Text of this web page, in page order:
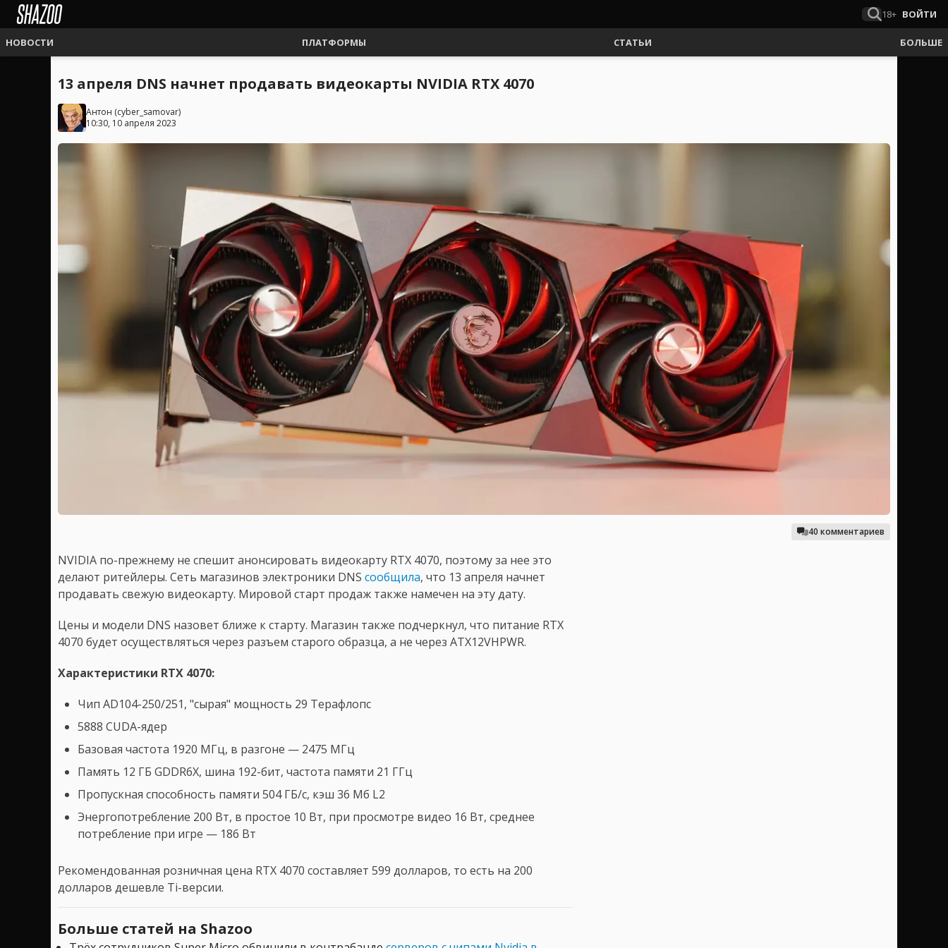
18+ ВОЙТИ
НОВОСТИ ПЛАТФОРМЫ СТАТЬИ БОЛЬШЕ
13 апреля DNS начнет продавать видеокарты NVIDIA RTX 4070
Антон (cyber_samovar)
10:30, 10 апреля 2023
40 комментариев
NVIDIA по-прежнему не спешит анонсировать видеокарту RTX 4070, поэтому за нее это
делают ритейлеры. Сеть магазинов электроники DNS сообщила, что 13 апреля начнет
продавать свежую видеокарту. Мировой старт продаж также намечен на эту дату.
Цены и модели DNS назовет ближе к старту. Магазин также подчеркнул, что питание RTX
4070 будет осуществляться через разъем старого образца, а не через ATX12VHPWR.
Характеристики RTX 4070:
Чип AD104-250/251, "сырая" мощность 29 Терафлопс
5888 CUDA-ядер
Базовая частота 1920 МГц, в разгоне — 2475 МГц
Память 12 ГБ GDDR6X, шина 192-бит, частота памяти 21 ГГц
Пропускная способность памяти 504 ГБ/с, кэш 36 Мб L2
Энергопотребление 200 Вт, в простое 10 Вт, при просмотре видео 16 Вт, среднее
потребление при игре — 186 Вт
Рекомендованная розничная цена RTX 4070 составляет 599 долларов, то есть на 200
долларов дешевле Ti-версии.
Больше статей на Shazoo